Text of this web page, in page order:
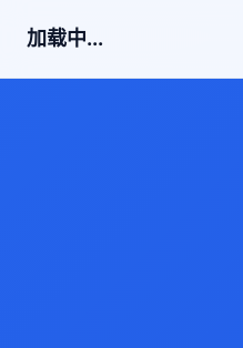
加载中...